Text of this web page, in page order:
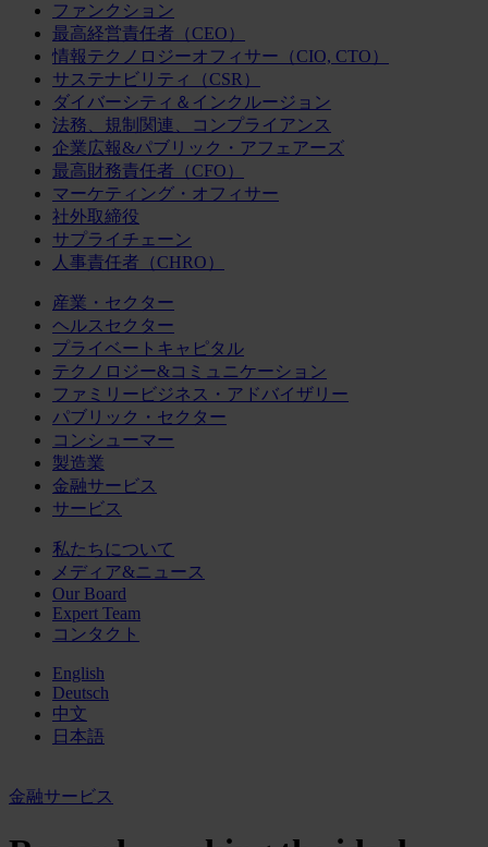
ファンクション
最高経営責任者（CEO）
情報テクノロジーオフィサー（CIO, CTO）
サステナビリティ（CSR）
ダイバーシティ＆インクルージョン
法務、規制関連、コンプライアンス
企業広報&パブリック・アフェアーズ
最高財務責任者（CFO）
マーケティング・オフィサー
社外取締役
サプライチェーン
人事責任者（CHRO）
産業・セクター
ヘルスセクター
プライベートキャピタル
テクノロジー&コミュニケーション
ファミリービジネス・アドバイザリー
パブリック・セクター
コンシューマー
製造業
金融サービス
サービス
私たちについて
メディア&ニュース
Our Board
Expert Team
コンタクト
English
Deutsch
中文
日本語
金融サービス